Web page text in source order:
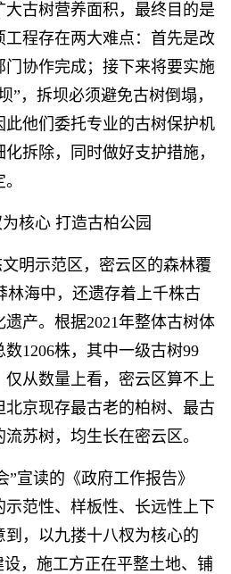
古树营养面积，最终目的是
工程存在两大难点：首先是改
门协作完成；接下来将要实施
”，拆坝必须避免古树倒塌，
此他们委托专业的古树保护机
拆除，同时做好支护措施，
心 打造古柏公园
示范区，密云区的森林覆
林海中，还遗存着上千株古
产。根据2021年整体古树体
1206株，其中一级古树99
仅从数量上看，密云区算不上
京现存最古老的柏树、最古
苏树，均生长在密云区。
读的《政府工作报告》
范性、样板性、长远性上下
，以九搂十八杈为核心的
，施工方正在平整土地、铺